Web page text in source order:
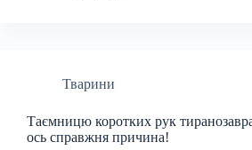
Тварини
Таємницю коротких рук
ось справжня причина!